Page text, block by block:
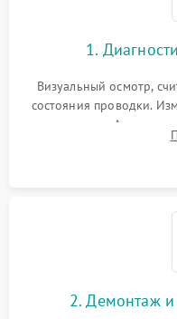
1.
Визуальный осмотр,
состояния проводки.
колодке. Анализ
конвекцией, панелью
2. Демонтаж и